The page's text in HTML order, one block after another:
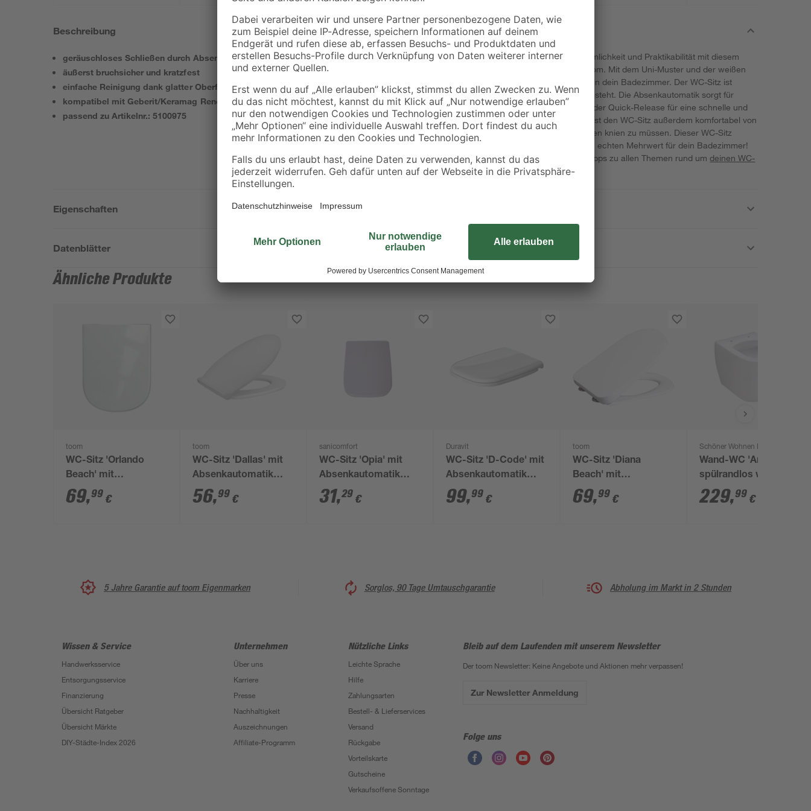
Beschreibung
geräuschloses Schließen durch Absenkautomatik
äußerst bruchsicher und kratzfest
einfache Reinigung dank glatter Oberfläche
kompatibel mit Geberit/Keramag Renova Plan, Renova Comprimo
passend zu Artikelnr.: 5100975
Genieße die harmonische Mischung aus Bequemlichkeit und Praktikabilität mit diesem
ansprechenden und langlebigen WC-Sitz von toom. Mit dem Uni-Muster und der weißen
Farbe bringt dieser Sitz einen modernen Akzent in dein Badezimmer. Der WC-Sitz ist
robust und pflegeleicht, weil er aus Kunststoff besteht. Die Absenkautomatik sorgt für
sanftes und geräuschloses Schließen, während der Quick-Release für eine schnelle und
einfache Abnahme zum Reinigen sorgt. Du kannst den WC-Sitz außerdem komfortabel von
oben einbauen, ohne dabei auf dem harten Boden knien zu müssen. Dieser WC-Sitz
schafft in puncto Funktionalität und Design einen echten Mehrwert für dein Badezimmer!
In unserem Ratgeber findest du viele wervolle Tipps zu allen Themen rund umdeinen WC-
Sitz .
Eigenschaften
Datenblätter
Ähnliche Produkte
toom
WC-Sitz 'Orlando
Beach' mit
Absenkautomatik
weiß Duroplast
69,99 €
toom
WC-Sitz 'Dallas' mit
Absenkautomatik
weiß Duroplast
56,99 €
sanicomfort
WC-Sitz 'Opia' mit
Absenkautomatik
Duroplast weiß
31,29 €
Duravit
WC-Sitz 'D-Code' mit
Absenkautomatik
weiß Kunststoff
99,99 €
toom
WC-Sitz 'Diana
Beach' mit
Absenkautomatik
weiß Duroplast
69,99 €
Schöner Wohnen Kollektion
Wand-WC 'Antus'
spülrandlos weiß
ohne WC-Sitz
229,99 €
5 Jahre Garantie auf toom Eigenmarken Sorglos, 90 Tage Umtauschgarantie Abholung im Markt in 2 Stunden
Wissen & Service
Handwerksservice
Entsorgungsservice
Finanzierung
Übersicht Ratgeber
Übersicht Märkte
DIY-Städte-Index 2026
Unternehmen
Über uns
Karriere
Presse
Nachhaltigkeit
Auszeichnungen
Affiliate-Programm
Nützliche Links
Leichte Sprache
Hilfe
Zahlungsarten
Bestell- & Lieferservices
Versand
Rückgabe
Vorteilskarte
Gutscheine
Verkaufsoffene Sonntage
Bleib auf dem Laufenden mit unserem Newsletter
Der toom Newsletter: Keine Angebote und Aktionen mehr verpassen!
Zur Newsletter Anmeldung
Folge uns